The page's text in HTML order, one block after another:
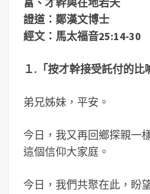
證道：鄭漢文博士
經文：馬太福音25:14-30
１.「按才幹接受託付的比
弟兄姊妹，平安。
今日，我又再回鄉探親一
這個信仰大家庭。
今日，我們共聚在此，盼